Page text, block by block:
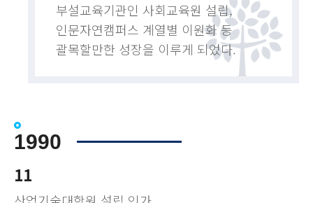
부설교육기관인 사회교육원 설립,
인문자연캠퍼스 계열별 이원화 등
괄목할만한 성장을 이루게 되었다.
1990
11